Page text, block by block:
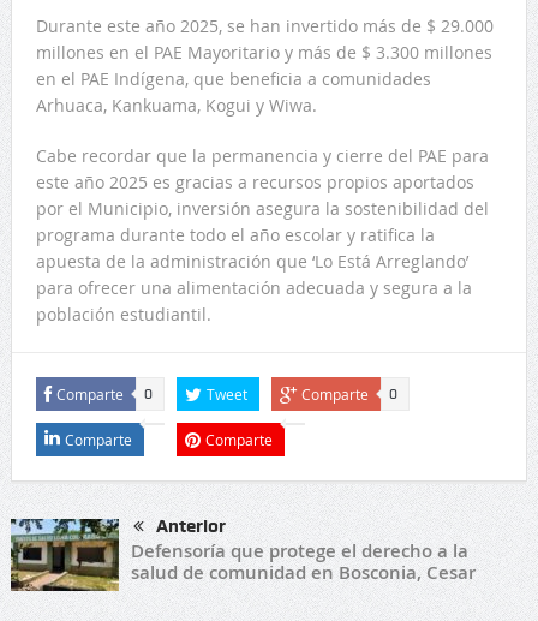
Durante este año 2025, se han invertido más de $ 29.000
millones en el PAE Mayoritario y más de $ 3.300 millones
en el PAE Indígena, que beneficia a comunidades
Arhuaca, Kankuama, Kogui y Wiwa.
Cabe recordar que la permanencia y cierre del PAE para
este año 2025 es gracias a recursos propios aportados
por el Municipio, inversión asegura la sostenibilidad del
programa durante todo el año escolar y ratifica la
apuesta de la administración que ‘Lo Está Arreglando’
para ofrecer una alimentación adecuada y segura a la
población estudiantil.
Comparte 0 Tweet Comparte 0
Comparte Comparte
Anterior
Defensoría que protege el derecho a la
salud de comunidad en Bosconia, Cesar